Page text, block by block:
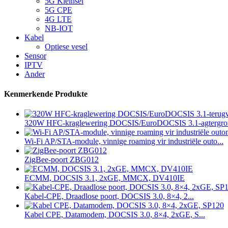
5G CPE
4G LTE
NB-IOT
Kabel
Optiese vesel
Sensor
IPTV
Ander
Kenmerkende Produkte
320W HFC-kraglewering DOCSIS/EuroDOCSIS 3.1-
Wi-Fi AP/STA-module, vinnige roaming vir industriële outo...
ZigBee-poort ZBG012
ECMM, DOCSIS 3.1, 2xGE, MMCX, DV410IE
Kabel-CPE, Draadlose poort, DOCSIS 3.0, 8×4, 2...
Kabel CPE, Datamodem, DOCSIS 3.0, 8×4, 2xGE, S...